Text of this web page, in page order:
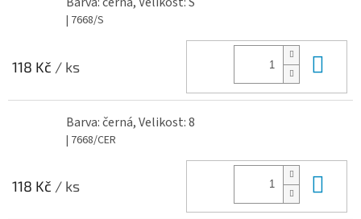
| 7668/S
118 Kč / ks
Barva: černá, Velikost: 8
| 7668/CER
118 Kč / ks